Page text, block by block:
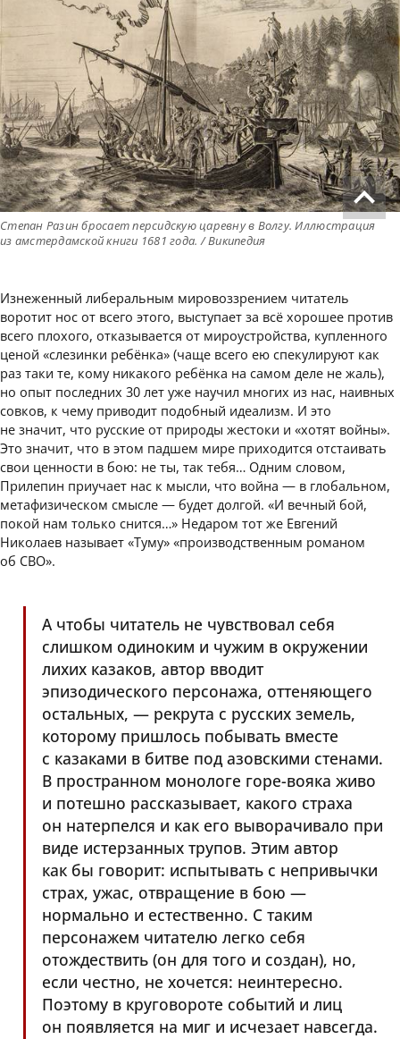
Степан Разин бросает персидскую царевну в Волгу. Иллюстрация
из амстердамской книги 1681 года. / Википедия
Изнеженный либеральным мировоззрением читатель
воротит нос от всего этого, выступает за всё хорошее против
всего плохого, отказывается от мироустройства, купленного
ценой «слезинки ребёнка» (чаще всего ею спекулируют как
раз таки те, кому никакого ребёнка на самом деле не жаль),
но опыт последних 30 лет уже научил многих из нас, наивных
совков, к чему приводит подобный идеализм. И это
не значит, что русские от природы жестоки и «хотят войны».
Это значит, что в этом падшем мире приходится отстаивать
свои ценности в бою: не ты, так тебя… Одним словом,
Прилепин приучает нас к мысли, что война — в глобальном,
метафизическом смысле — будет долгой. «И вечный бой,
покой нам только снится…» Недаром тот же Евгений
Николаев называет «Туму» «производственным романом
об СВО».
А чтобы читатель не чувствовал себя
слишком одиноким и чужим в окружении
лихих казаков, автор вводит
эпизодического персонажа, оттеняющего
остальных, — рекрута с русских земель,
которому пришлось побывать вместе
с казаками в битве под азовскими стенами.
В пространном монологе горе-вояка живо
и потешно рассказывает, какого страха
он натерпелся и как его выворачивало при
виде истерзанных трупов. Этим автор
как бы говорит: испытывать с непривычки
страх, ужас, отвращение в бою —
нормально и естественно. С таким
персонажем читателю легко себя
отождествить (он для того и создан), но,
если честно, не хочется: неинтересно.
Поэтому в круговороте событий и лиц
он появляется на миг и исчезает навсегда.